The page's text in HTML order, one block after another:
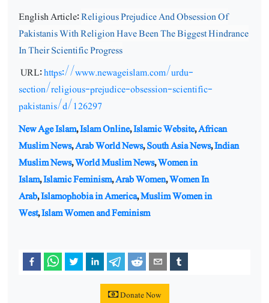
English Article:Religious Prejudice And Obsession Of
Pakistanis With Religion Have Been The Biggest Hindrance
In Their Scientific Progress
URL:https://www.newageislam.com/urdu-
section/religious-prejudice-obsession-scientific-
pakistanis/d/126297
New Age Islam,Islam Online,Islamic Website,African
Muslim News,Arab World News,South Asia News,Indian
Muslim News,World Muslim News,Women in
Islam,Islamic Feminism,Arab Women,Women In
Arab,Islamophobia in America,Muslim Women in
West,Islam Women and Feminism
Donate Now